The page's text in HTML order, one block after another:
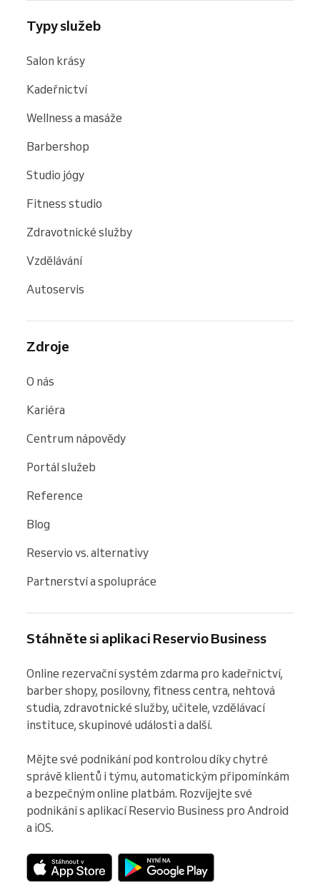
Typy služeb
Salon krásy
Kadeřnictví
Wellness a masáže
Barbershop
Studio jógy
Fitness studio
Zdravotnické služby
Vzdělávání
Autoservis
Zdroje
O nás
Kariéra
Centrum nápovědy
Portál služeb
Reference
Blog
Reservio vs. alternativy
Partnerství a spolupráce
Stáhněte si aplikaci Reservio Business
Online rezervační systém zdarma pro kadeřnictví,
barber shopy, posilovny, fitness centra, nehtová
studia, zdravotnické služby, učitele, vzdělávací
instituce, skupinové události a další.
Mějte své podnikání pod kontrolou díky chytré
správě klientů i týmu, automatickým připomínkám
a bezpečným online platbám. Rozvíjejte své
podnikání s aplikací Reservio Business pro Android
a iOS.